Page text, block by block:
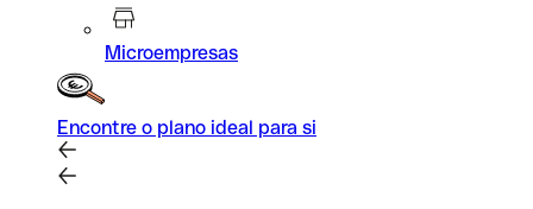
Microempresas
Encontre o plano ideal para si